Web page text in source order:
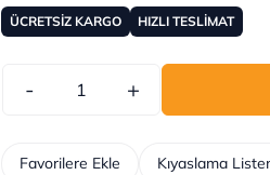
ÜCRETSİZ KARGO HIZLI TESLİMAT
- +
Kıyaslama
Favorilere Ekle